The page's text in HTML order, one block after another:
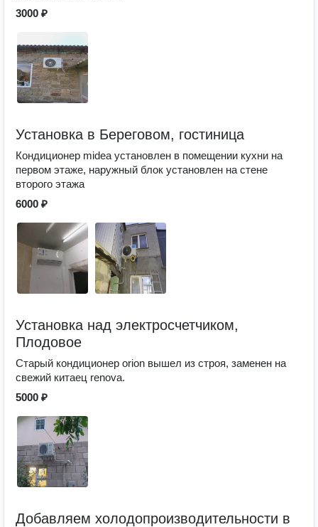
3000 ₽
Установка в Береговом, гостиница
Кондиционер midea установлен в помещении кухни на
первом этаже, наружный блок установлен на стене
второго этажа
6000 ₽
Установка над электросчетчиком,
Плодовое
Старый кондиционер orion вышел из строя, заменен на
свежий китаец renova.
5000 ₽
Добавляем холодопроизводительности в